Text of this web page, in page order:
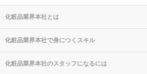
化粧品業界本社とは
化粧品業界本社で身につくスキル
化粧品業界本社のスタッフになるには